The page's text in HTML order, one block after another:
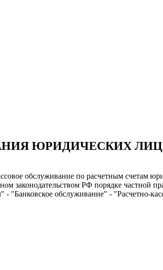
ЮРИДИЧЕСКИХ ЛИЦ
обслуживание по расчетным счетам
законодательством РФ порядке частной
"Банковское обслуживание" - "Расчетно-